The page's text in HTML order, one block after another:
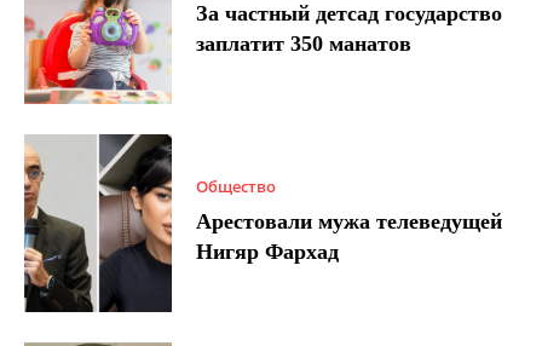
За частный детсад государство
заплатит 350 манатов
Общество
Арестовали мужа телеведущей
Нигяр Фархад